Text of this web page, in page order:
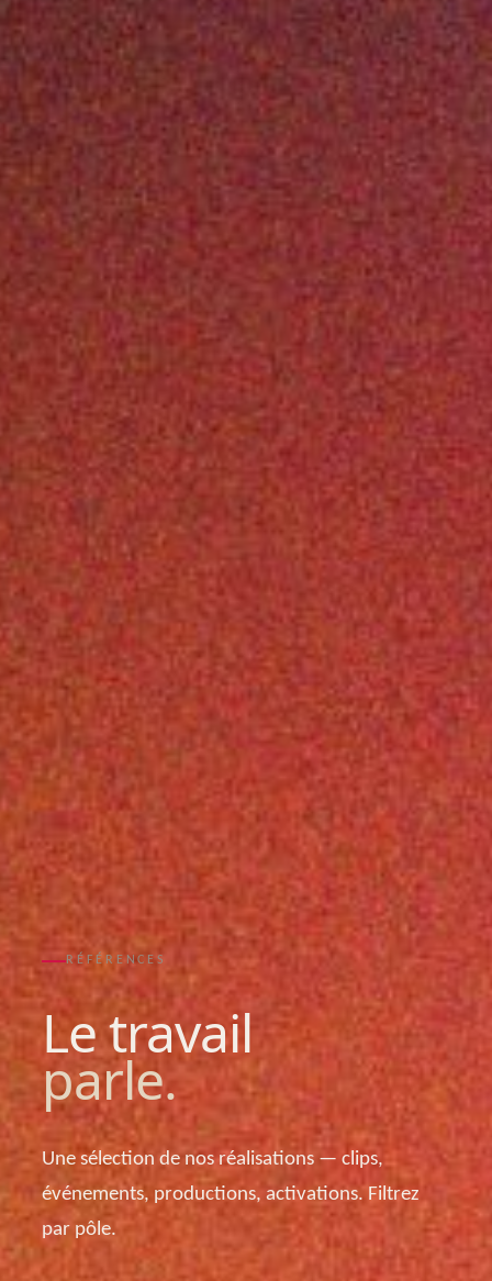
RÉFÉRENCES
Le travail
parle.
Une sélection de nos réalisations — clips,
événements, productions, activations. Filtrez
par pôle.